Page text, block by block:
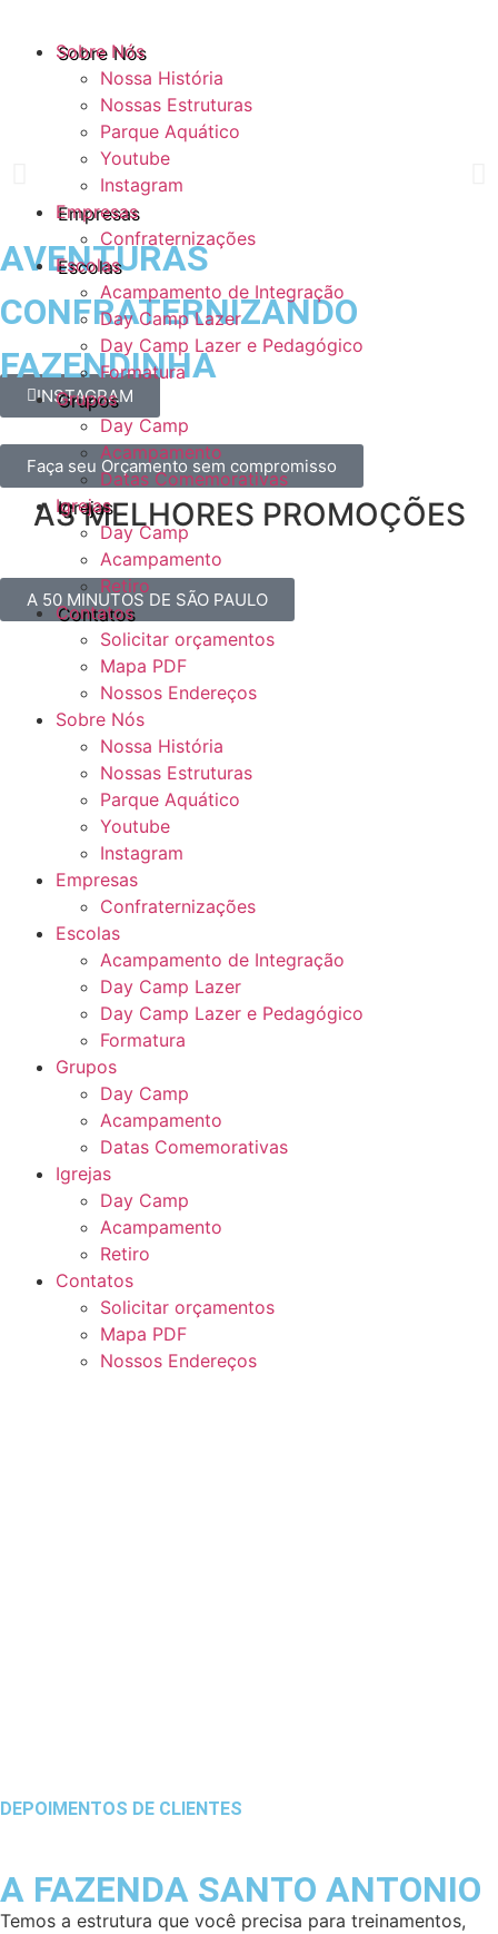
Sobre Nós
Nossa História
Nossas Estruturas
Parque Aquático
Youtube
Instagram
Empresas
Confraternizações
Escolas
Acampamento de Integração
Day Camp Lazer
Day Camp Lazer e Pedagógico
Formatura
Grupos
Day Camp
Acampamento
Datas Comemorativas
Igrejas
Day Camp
Acampamento
Retiro
Contatos
Solicitar orçamentos
Mapa PDF
Nossos Endereços
Sobre Nós
Nossa História
Nossas Estruturas
Parque Aquático
Youtube
Instagram
Empresas
Confraternizações
Escolas
Acampamento de Integração
Day Camp Lazer
Day Camp Lazer e Pedagógico
Formatura
Grupos
Day Camp
Acampamento
Datas Comemorativas
Igrejas
Day Camp
Acampamento
Retiro
Contatos
Solicitar orçamentos
Mapa PDF
Nossos Endereços
AVENTURAS
CONFRATERNIZANDO
FAZENDINHA
INSTAGRAM
Faça seu Orçamento sem compromisso
AS MELHORES PROMOÇÕES
A 50 MINUTOS DE SÃO PAULO
DEPOIMENTOS DE CLIENTES
A FAZENDA SANTO ANTONIO
Temos a estrutura que você precisa para treinamentos,